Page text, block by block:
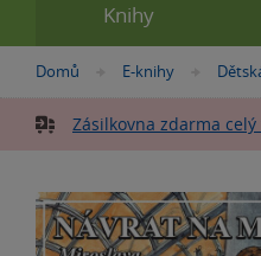
Nacházíte
zde:
Domů »
E-knihy »
Zásilkovna zdarma
Knihy